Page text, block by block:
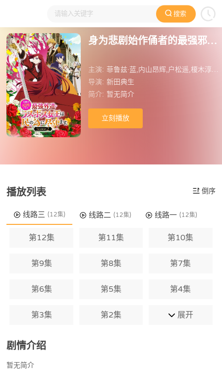
搜索
大家在看 日本动漫 国产动漫 欧美动漫 动漫电影
身为悲剧始作俑者的最强邪恶BOSS女王为民竭心尽力第二季
主演: 菲鲁兹·蓝,内山昂辉,户松遥,榎木淳弥,立花慎之介,绿川光,森川智之,井上喜久子,游佐浩二,安元洋贵,关俊彦,小野大辅,永冢拓马,下野纮,铃木崚汰,诹访部顺一,市道真央,石上静香
导演: 新田典生
简介: 暂无简介
立刻播放
播放列表 倒序
线路三 (12集) 线路二 (12集) 线路一 (12集)
第12集 第11集 第10集
第9集 第8集 第7集
第6集 第5集 第4集
第3集 第2集 展开
剧情介绍
暂无简介